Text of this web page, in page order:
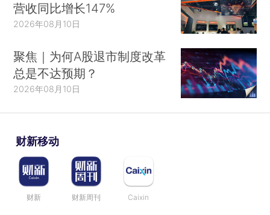
营收同比增长147%
2026年08月10日
聚焦｜为何A股退市制度改革
总是不达预期？
2026年08月10日
财新移动
财新 财新周刊 Caixin